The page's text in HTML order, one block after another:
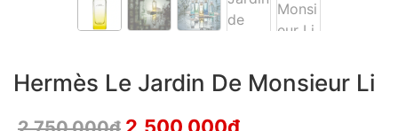
Hermès Le Jardin De Monsieur Li